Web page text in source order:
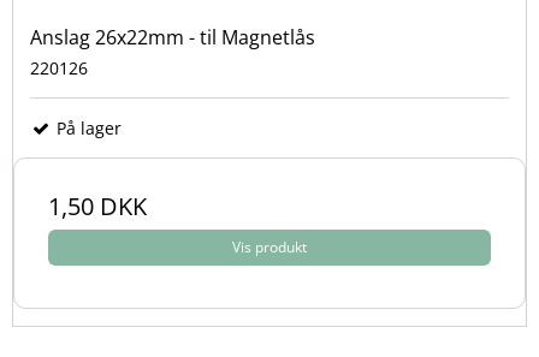
Anslag 26x22mm - til Magnetlås
220126
På lager
1,50 DKK
Vis produkt